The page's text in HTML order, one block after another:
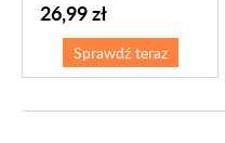
26,99 zł
Sprawdź teraz